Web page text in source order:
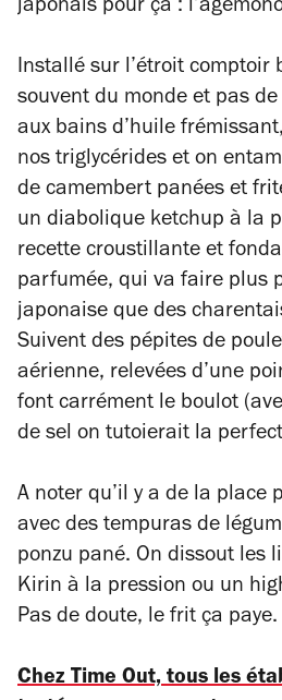
japonais pour ça : l’
Installé sur l’étroit comptoir
souvent du monde et pas
aux bains d’huile
nos triglycérides et on
de camembert panées et
un diabolique ketchup à la
recette croustillante et
parfumée, qui va faire plus
japonaise que des
Suivent des pépites de
aérienne, relevées d’une
font carrément le boulot
de sel on tutoierait la
A noter qu’il y a de la place
avec des tempuras de
ponzu pané. On dissout les
Kirin à la pression ou un
Pas de doute, le frit ça paye.
Chez Time Out, tous les